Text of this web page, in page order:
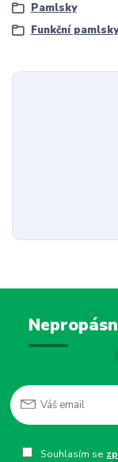
Pamlsky
Funkční
Souhlasím se